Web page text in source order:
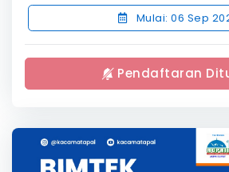
Mulai: 06 Sep
Pendaftaran